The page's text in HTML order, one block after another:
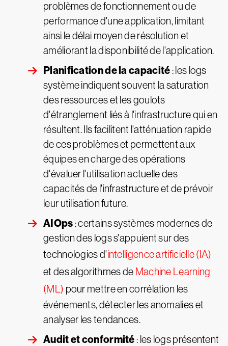
problèmes de fonctionnement ou de
performance d'une application, limitant
ainsi le délai moyen de résolution et
améliorant la disponibilité de l'application.
Planification de la capacité : les logs
système indiquent souvent la saturation
des ressources et les goulots
d'étranglement liés à l'infrastructure qui en
résultent. Ils facilitent l'atténuation rapide
de ces problèmes et permettent aux
équipes en charge des opérations
d'évaluer l'utilisation actuelle des
capacités de l'infrastructure et de prévoir
leur utilisation future.
AIOps : certains systèmes modernes de
gestion des logs s'appuient sur des
technologies d'intelligence artificielle (IA)
et des algorithmes de Machine Learning
(ML) pour mettre en corrélation les
événements, détecter les anomalies et
analyser les tendances.
Audit et conformité : les logs présentent